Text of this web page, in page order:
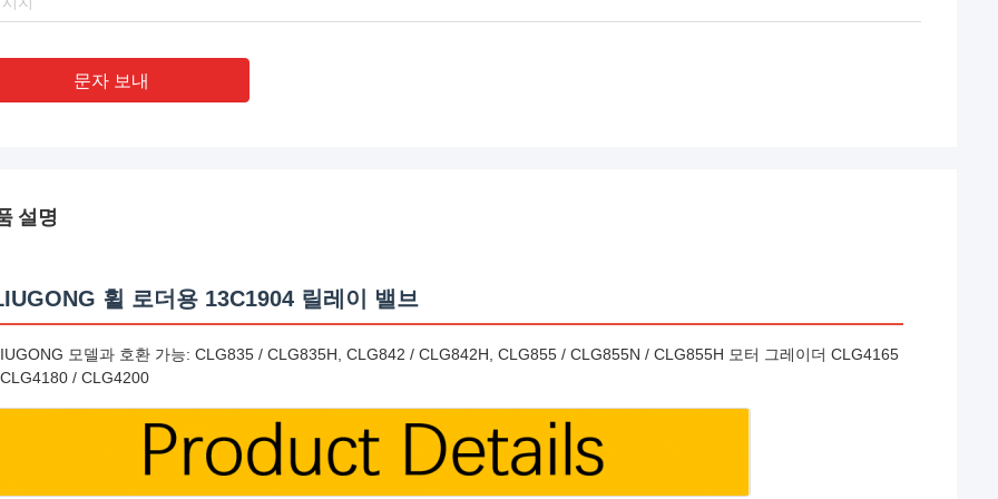
문자 보내
설명
휠 로더용 13C1904 릴레이 밸브
모델과 호환 가능: CLG835 / CLG835H, CLG842 / CLG842H, CLG855 / CLG855N / CLG855H 모터 그레이더 CLG4165
/ CLG4200